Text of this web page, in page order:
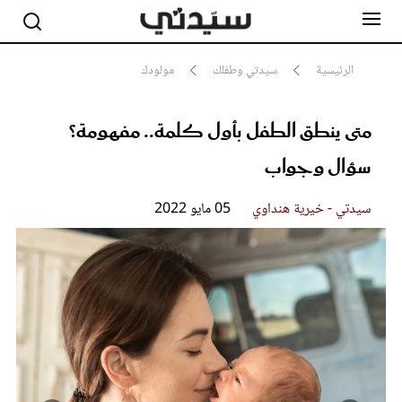
الرئيسية سيدتي وطفلك مولودك
متى ينطق الطفل بأول كلمة.. مفهومة؟
سؤال وجواب
سيدتي - خيرية هنداوي 05 مايو 2022
مشاهير
أناقة
جمال
سيدتي وطفلك
لايف ستايل
بلس+
فيديو
مطبخ سيدتي
مقالات الرأي
ستايل